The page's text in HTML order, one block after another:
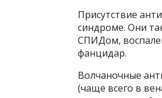
Присутствие
синдроме. Они
СПИДом,
фанцидар.
Волчаночные
(чаще всего в